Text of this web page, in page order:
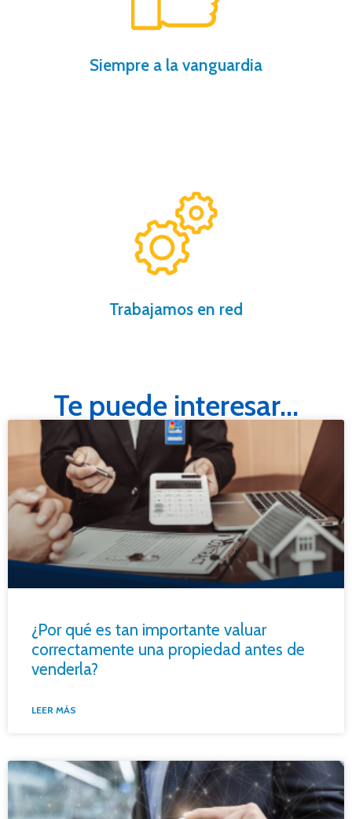
Siempre a la vanguardia
Te ahorramos tiempo y dinero gracias a
nuestros procedimientos, compruébalo.
Trabajamos en red
Más de 200 oficinas trabajando para ti
gracias a nuestro software inmobiliario.
Te puede interesar...
¿Por qué es tan importante valuar
correctamente una propiedad antes de
venderla?
LEER MÁS